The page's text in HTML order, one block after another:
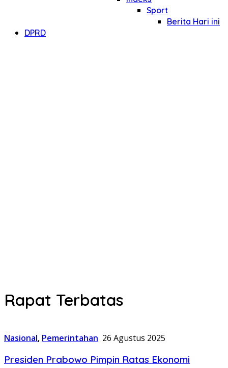
Sport
Berita Hari ini
DPRD
Rapat Terbatas
Nasional, Pemerintahan 26 Agustus 2025
Presiden Prabowo Pimpin Ratas Ekonomi